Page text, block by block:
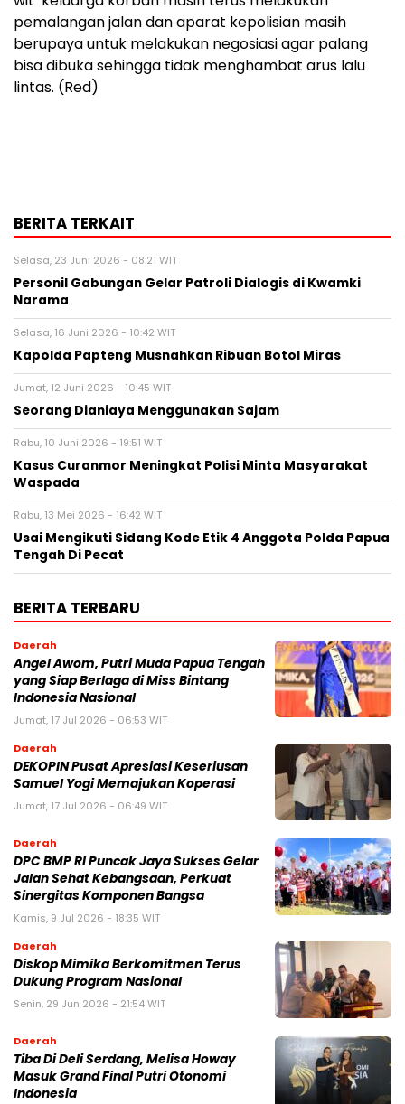
pemalangan jalan dan aparat kepolisian masih
berupaya untuk melakukan negosiasi agar palang
bisa dibuka sehingga tidak menghambat arus lalu
lintas. (Red)
BERITA TERKAIT
Selasa, 23 Juni 2026 - 08:21 WIT
Personil Gabungan Gelar Patroli Dialogis di Kwamki
Narama
Selasa, 16 Juni 2026 - 10:42 WIT
Kapolda Papteng Musnahkan Ribuan Botol Miras
Jumat, 12 Juni 2026 - 10:45 WIT
Seorang Dianiaya Menggunakan Sajam
Rabu, 10 Juni 2026 - 19:51 WIT
Kasus Curanmor Meningkat Polisi Minta Masyarakat
Waspada
Rabu, 13 Mei 2026 - 16:42 WIT
Usai Mengikuti Sidang Kode Etik 4 Anggota Polda Papua
Tengah Di Pecat
BERITA TERBARU
Daerah
Angel Awom, Putri Muda Papua Tengah
yang Siap Berlaga di Miss Bintang
Indonesia Nasional
Jumat, 17 Jul 2026 - 06:53 WIT
Daerah
DEKOPIN Pusat Apresiasi Keseriusan
Samuel Yogi Memajukan Koperasi
Jumat, 17 Jul 2026 - 06:49 WIT
Daerah
DPC BMP RI Puncak Jaya Sukses Gelar
Jalan Sehat Kebangsaan, Perkuat
Sinergitas Komponen Bangsa
Kamis, 9 Jul 2026 - 18:35 WIT
Daerah
Diskop Mimika Berkomitmen Terus
Dukung Program Nasional
Senin, 29 Jun 2026 - 21:54 WIT
Daerah
Tiba Di Deli Serdang, Melisa Howay
Masuk Grand Final Putri Otonomi
Indonesia